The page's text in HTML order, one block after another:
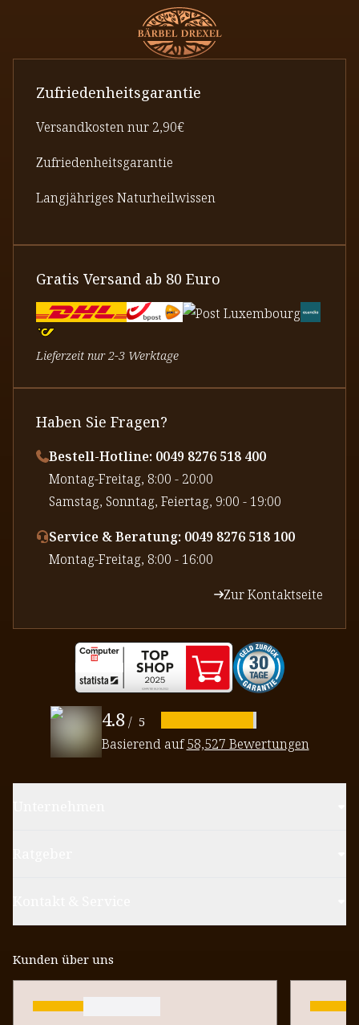
Zufriedenheitsgarantie
Versandkosten nur 2,90€
Zufriedenheitsgarantie
Langjähriges Naturheilwissen
Gratis Versand ab 80 Euro
Lieferzeit nur 2-3 Werktage
Haben Sie Fragen?
Bestell-Hotline: 0049 8276 518 400
⁠Montag-Freitag, 8:00 - 20:00
⁠Samstag, Sonntag, Feiertag, 9:00 - 19:00
Service & Beratung: 0049 8276 518 100
⁠Montag-Freitag, 8:00 - 16:00
Zur Kontaktseite
4.8 / 5
Basierend auf58,527 Bewertungen
Kunden über uns